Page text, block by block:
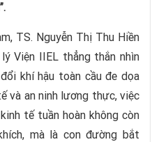
TS. Nguyễn Thị Thu Hiền
Viện IIEL thẳng thắn nhìn
khí hậu toàn cầu đe dọa
và an ninh lương thực, việc
tế tuần hoàn không còn
mà là con đường bắt